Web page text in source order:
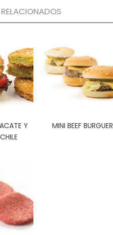
Y
MINI BEEF BURGUER